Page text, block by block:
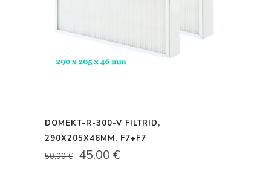
DOMEKT-R-300-V FILTRID,
290X205X46MM, F7+F7
50,00€
ALGNE
45,00 €PRAEGUNE